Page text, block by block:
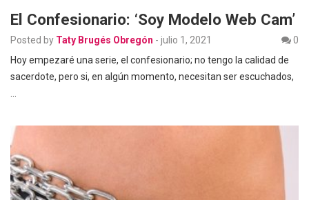
El Confesionario: ‘Soy Modelo Web Cam’
Posted by Taty Brugés Obregón - julio 1, 2021
0
Hoy empezaré una serie, el confesionario; no tengo la calidad de
sacerdote, pero si, en algún momento, necesitan ser escuchados,